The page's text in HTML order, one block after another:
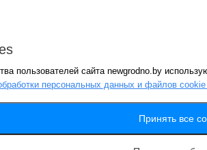
пользователей сайта newgrodno.by
персональных данных и файлов
Принять все